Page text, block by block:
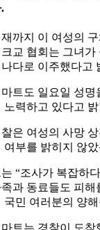
까지 이 여성의
교 협회는 그녀가
다로 이주했다고
트도 일요일 성명
노력하고 있다고
은 여성의 사망
여부를 밝히지 않
“조사가 복잡하
과 동료들도 피해
국민 여러분의 양